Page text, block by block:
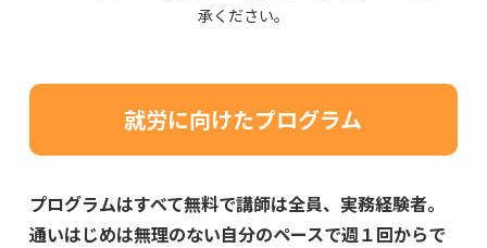
承ください。
就労に向けたプログラム
プログラムはすべて無料で講師は全員、実務経験者。
通いはじめは無理のない自分のペースで週１回からで